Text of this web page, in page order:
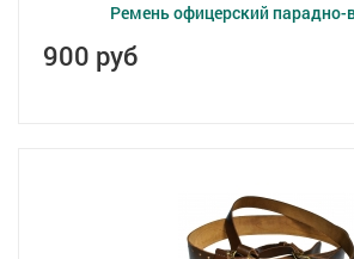
Ремень офицерский парадно-
900 руб